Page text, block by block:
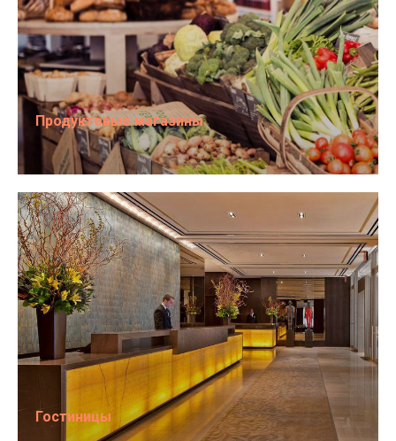
Продуктовые магазины
Гостиницы